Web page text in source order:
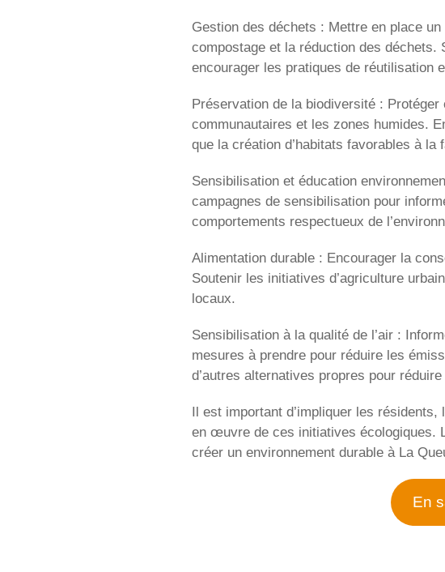
Gestion des déchets : Mettre en place
compostage et la réduction des déchets.
encourager les pratiques de réutilisation
Préservation de la biodiversité :
communautaires et les zones humides.
que la création d’habitats favorables à la
Sensibilisation et éducation
campagnes de sensibilisation pour
comportements respectueux de
Alimentation durable : Encourager la
Soutenir les initiatives d’agriculture
locaux.
Sensibilisation à la qualité de l’air :
mesures à prendre pour réduire les
d’autres alternatives propres pour réduire
Il est important d’impliquer les
en œuvre de ces initiatives écologiques.
créer un environnement durable à La
En